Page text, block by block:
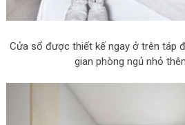
Cửa sổ được thiết kế ngay ở trên táp
gian phòng ngủ nhỏ